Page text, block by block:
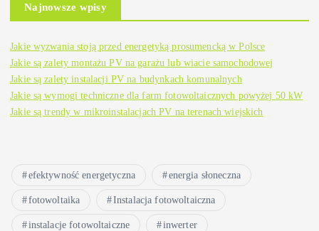
Najnowsze wpisy
Jakie wyzwania stoją przed energetyką prosumencką w Polsce
Jakie są zalety montażu PV na garażu lub wiacie samochodowej
Jakie są zalety instalacji PV na budynkach komunalnych
Jakie są wymogi techniczne dla farm fotowoltaicznych powyżej 50 kW
Jakie są trendy w mikroinstalacjach PV na terenach wiejskich
efektywność energetyczna energia słoneczna
fotowoltaika Instalacja fotowoltaiczna
instalacje fotowoltaiczne inwerter